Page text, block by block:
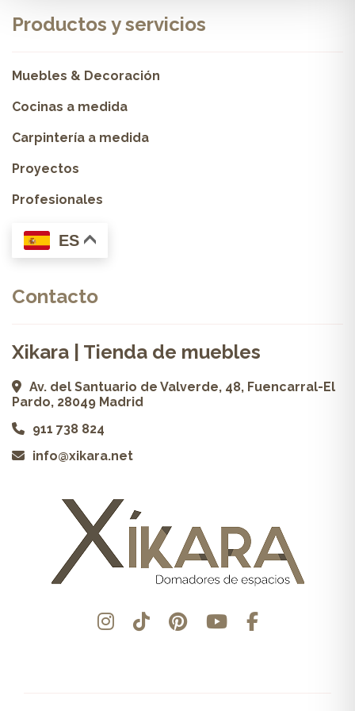
Productos y servicios
Muebles & Decoración
Cocinas a medida
Carpintería a medida
Proyectos
Profesionales
ES
Contacto
Xikara | Tienda de muebles
Av. del Santuario de Valverde, 48, Fuencarral-El
Pardo, 28049 Madrid
911 738 824
info@xikara.net